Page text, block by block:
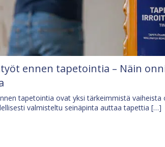
ennen tapetointia – Näin
tapetointia ovat yksi tärkeimmistä vaiheista
valmisteltu seinäpinta auttaa tapettia […]